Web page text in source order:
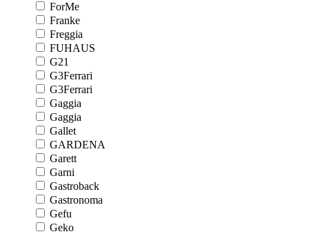
ForMe
Franke
Freggia
FUHAUS
G21
G3Ferrari
G3Ferrari
Gaggia
Gaggia
Gallet
GARDENA
Garett
Garni
Gastroback
Gastronoma
Gefu
Geko